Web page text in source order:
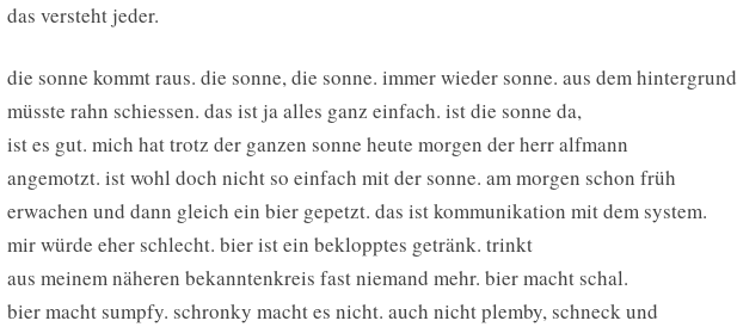
das versteht jeder.
die sonne kommt raus. die sonne, die sonne. immer wieder sonne. aus dem hintergrund
müsste rahn schiessen. das ist ja alles ganz einfach. ist die sonne da,
ist es gut. mich hat trotz der ganzen sonne heute morgen der herr alfmann
angemotzt. ist wohl doch nicht so einfach mit der sonne. am morgen schon früh
erwachen und dann gleich ein bier gepetzt. das ist kommunikation mit dem system.
mir würde eher schlecht. bier ist ein beklopptes getränk. trinkt
aus meinem näheren bekanntenkreis fast niemand mehr. bier macht schal.
bier macht sumpfy. schronky macht es nicht. auch nicht plemby, schneck und